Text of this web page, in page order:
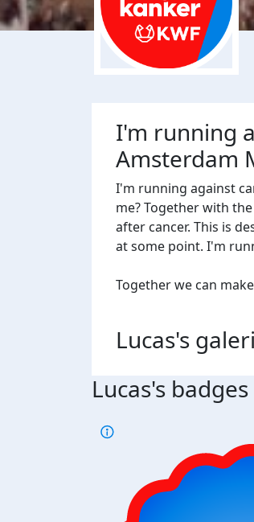
I'm running
Amsterdam
I'm running against
me? Together with
after cancer. This is
at some point. I'm
Together we can
Lucas's
Lucas's badges